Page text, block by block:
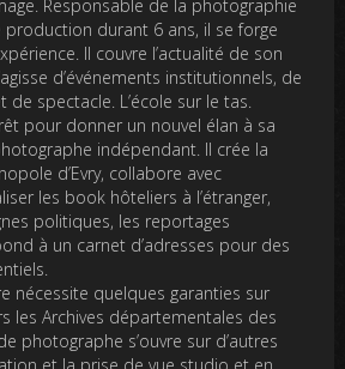
Responsable de la photographie
durant 6 ans, il se forge
Il couvre l’actualité de son
d’événements institutionnels, de
spectacle. L’école sur le tas.
pour donner un nouvel élan à sa
indépendant. Il crée la
d’Evry, collabore avec
les book hôteliers à l’étranger,
politiques, les reportages
à un carnet d’adresses pour des
nécessite quelques garanties sur
les Archives départementales des
photographe s’ouvre sur d’autres